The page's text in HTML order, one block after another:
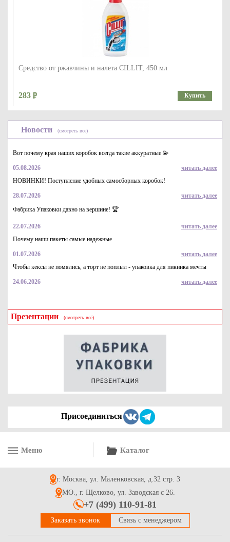
Средство от ржавчины и налета CILLIT, 450 мл
283 Купить
Средство для ванной 5 в 1, Mr. Muscle, 500 мл
360 Купить
Средство от известкового налета и ржавчины Санокс, 750 мл
Новости (смотреть всё)
Вот почему края наших коробок всегда такие аккуратные 💫
05.08.2026
читать далее
НОВИНКИ! Поступление удобных самосборных коробок!
28.07.2026
читать далее
Фабрика Упаковки давно на вершине! 🏆
22.07.2026
читать далее
Почему наши пакеты самые надежные
01.07.2026
читать далее
Чтобы кексы не помялись, а торт не поплыл - упаковка для пикника мечты
24.06.2026 читать далее
Презентации (смотреть всё)
Присоединиться
Меню Каталог
г. Москва, ул. Маленковская, д.32 стр. 3
МО., г. Щелково, ул. Заводская с 26.
+7 (499) 110-91-81
Заказать звонок Связь с менеджером